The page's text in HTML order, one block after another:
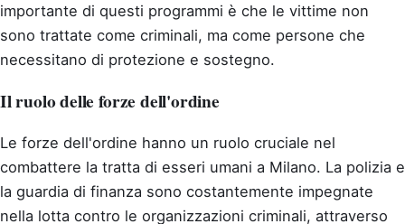
importante di questi programmi è che le vittime non
sono trattate come criminali, ma come persone che
necessitano di protezione e sostegno.
Il ruolo delle forze dell'ordine
Le forze dell'ordine hanno un ruolo cruciale nel
combattere la tratta di esseri umani a Milano. La polizia e
la guardia di finanza sono costantemente impegnate
nella lotta contro le organizzazioni criminali, attraverso